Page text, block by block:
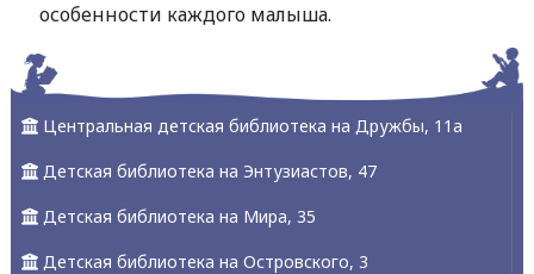
особенности каждого малыша.
Центральная детская библиотека на Дружбы, 11а
Детская библиотека на Энтузиастов, 47
Детская библиотека на Мира, 35
Детская библиотека на Островского, 3